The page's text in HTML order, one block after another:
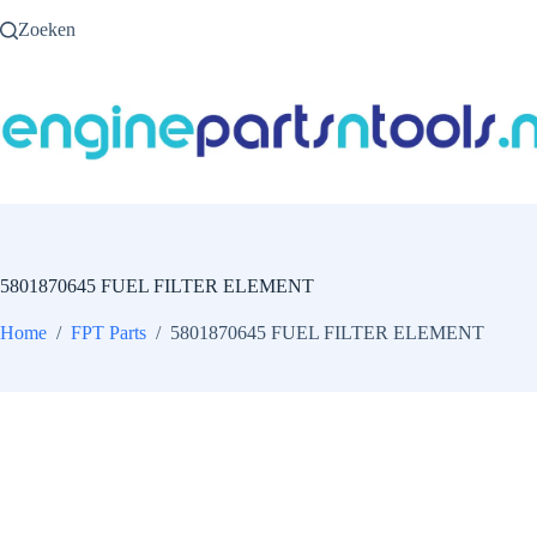
naarZoeken
5801870645 FUEL FILTER ELEMENT
Home / FPT Parts / 5801870645 FUEL FILTER ELEMENT